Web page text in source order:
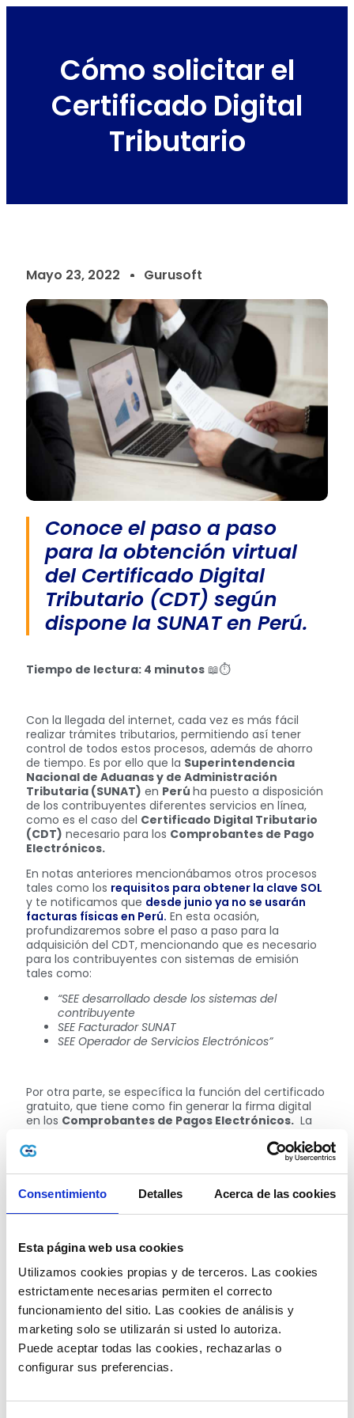
Consentimiento Detalles Acerca de las cookies
Esta página web usa cookies
Utilizamos cookies propias y de terceros. Las cookies
estrictamente necesarias permiten el correcto
funcionamiento del sitio. Las cookies de análisis y
marketing solo se utilizarán si usted lo autoriza.
Puede aceptar todas las cookies, rechazarlas o
configurar sus preferencias.
Cómo solicitar el
Certificado Digital
Tributario
Mayo 23, 2022 Gurusoft
Conoce el paso a paso
para la obtención virtual
del Certificado Digital
Tributario (CDT) según
dispone la SUNAT en Perú.
Tiempo de lectura: 4 minutos 📖⏱️
Con la llegada del internet, cada vez es más fácil
realizar trámites tributarios, permitiendo así tener
control de todos estos procesos, además de ahorro
de tiempo. Es por ello que la Superintendencia
Nacional de Aduanas y de Administración
Tributaria (SUNAT) en Perú ha puesto a disposición
de los contribuyentes diferentes servicios en línea,
como es el caso del Certificado Digital Tributario
(CDT) necesario para los Comprobantes de Pago
Electrónicos.
En notas anteriores mencionábamos otros procesos
tales como los requisitos para obtener la clave SOL
y te notificamos que desde junio ya no se usarán
facturas físicas en Perú. En esta ocasión,
profundizaremos sobre el paso a paso para la
adquisición del CDT, mencionando que es necesario
para los contribuyentes con sistemas de emisión
tales como:
“SEE desarrollado desde los sistemas del
contribuyente
SEE Facturador SUNAT
SEE Operador de Servicios Electrónicos”
Por otra parte, se específica la función del certificado
gratuito, que tiene como fin generar la firma digital
en los Comprobantes de Pagos Electrónicos. La
el 12 de febrero del 2020. Con respecto a las fechas, la
entidad señala:
“Con la finalidad de mejorar el cumplimiento tributario,
la SUNAT se encuentra autorizada hasta el 31 de
diciembre del 2022, a facilitar la obtención del
comprobantes de pago electrónico.”
Pasos para la obtención del Certificado Digital
Tributario (CDT)
Ingresa con tu Clave SOL y selecciona
“Empresas”.
Clic en “Comprobantes de Pago”.
Dirígete a “Certificado Digital Tributario – CDT”.
Tributario – CDT”.